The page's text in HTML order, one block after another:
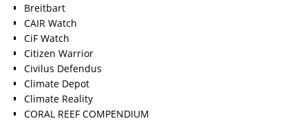
Breitbart
CAIR Watch
CiF Watch
Citizen Warrior
Civilus Defendus
Climate Depot
Climate Reality
CORAL REEF COMPENDIUM